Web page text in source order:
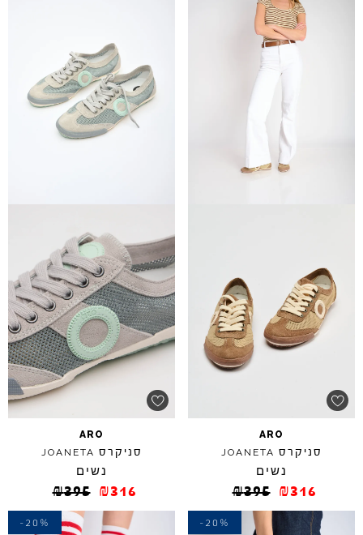
ARO
סניקרס JOANETA
נשים
₪395 ₪316
ARO
סניקרס JOANETA
נשים
₪395 ₪316
-20%
-20%